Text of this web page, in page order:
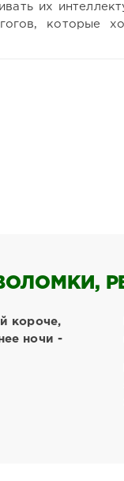
их
которые
короче,
ночи -